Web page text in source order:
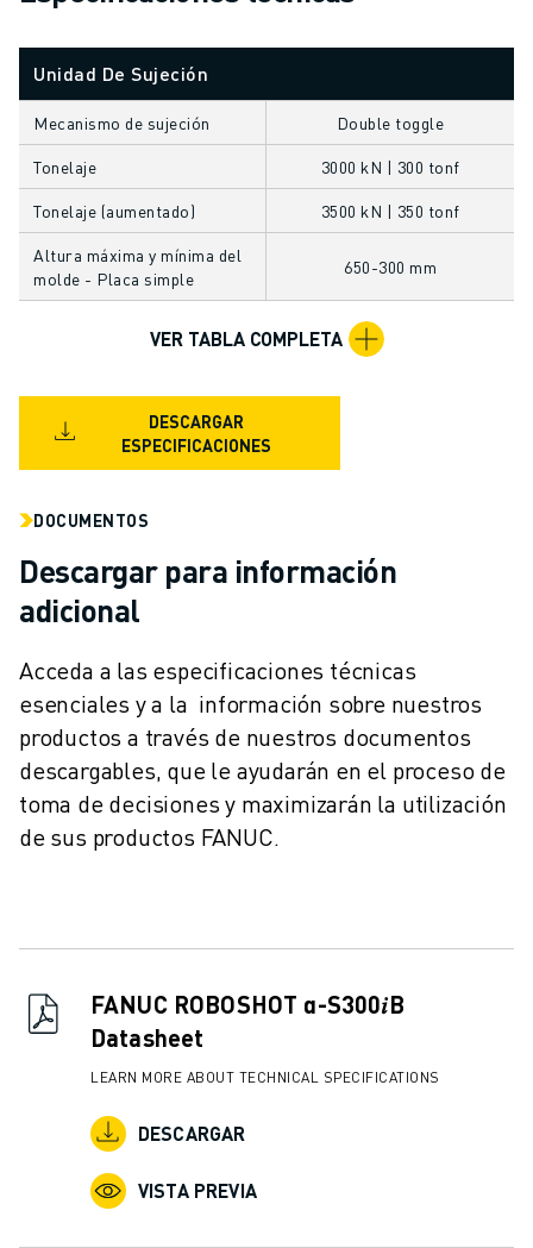
FORMACIÓN Y EDUCACIÓN
SOLUCIONES PARA LA INDUSTRIA
SOLUCIONES EDUCATIVAS
WORLDSKILLS Y JÓVENES TALENTOS
EVENTOS EDUCATIVOS
NOTICIAS Y MEDIOS DE COMUNICACIÓN
NOTICIAS Y MEDIOS DE COMUNICACIÓN
EVENTOS
EVENTOS EDUCATIVOS
SOSTENIBILIDAD
CARRERA PROFESIONAL
CONTACTAR
CONTACTE
UBICACIONES
IMPRINT
Unidad De Sujeción
Mecanismo de sujeción Double toggle
Tonelaje 3000 kN | 300 tonf
Tonelaje (aumentado) 3500 kN | 350 tonf
Altura máxima y mínima del
molde - Placa simple
650-300 mm
VER TABLA COMPLETA
DESCARGAR
ESPECIFICACIONES
DOCUMENTOS
Descargar para información
adicional
Acceda a las especificaciones técnicas
esenciales y a la información sobre nuestros
productos a través de nuestros documentos
descargables, que le ayudarán en el proceso de
toma de decisiones y maximizarán la utilización
de sus productos FANUC.
FANUC ROBOSHOT α-S300𝑖B
Datasheet
LEARN MORE ABOUT TECHNICAL SPECIFICATIONS
DESCARGAR
VISTA PREVIA